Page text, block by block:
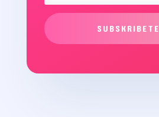
SUBSKRIBETE